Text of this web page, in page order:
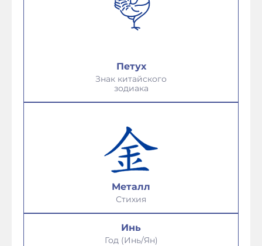
Петух
Знак китайского
зодиака
Металл
Стихия
Инь
Год (Инь/Ян)